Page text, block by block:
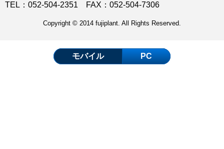
TEL：052-504-2351 FAX：052-504-7306
Copyright © 2014 fujiplant. All Rights Reserved.
モバイル PC